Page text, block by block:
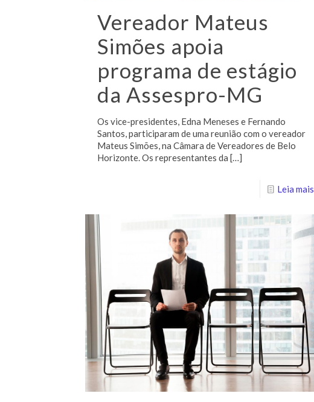
Vereador Mateus
Simões apoia
programa de estágio
da Assespro-MG
Os vice-presidentes, Edna Meneses e Fernando
Santos, participaram de uma reunião com o vereador
Mateus Simões, na Câmara de Vereadores de Belo
Horizonte. Os representantes da […]
Leia mais